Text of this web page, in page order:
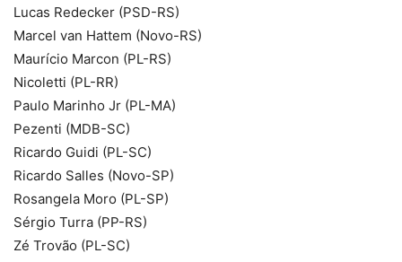
Lucas Redecker (PSD-RS)
Marcel van Hattem (Novo-RS)
Maurício Marcon (PL-RS)
Nicoletti (PL-RR)
Paulo Marinho Jr (PL-MA)
Pezenti (MDB-SC)
Ricardo Guidi (PL-SC)
Ricardo Salles (Novo-SP)
Rosangela Moro (PL-SP)
Sérgio Turra (PP-RS)
Zé Trovão (PL-SC)